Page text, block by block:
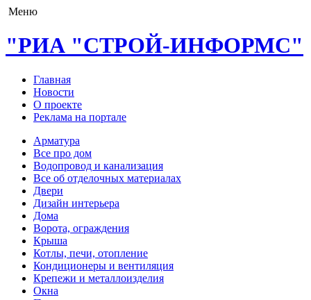
Меню
"РИА "СТРОЙ-ИНФОРМС"
Главная
Новости
О проекте
Реклама на портале
Арматура
Все про дом
Водопровод и канализация
Все об отделочных материалах
Двери
Дизайн интерьера
Дома
Ворота, ограждения
Крыша
Котлы, печи, отопление
Кондиционеры и вентиляция
Крепежи и металлоизделия
Окна